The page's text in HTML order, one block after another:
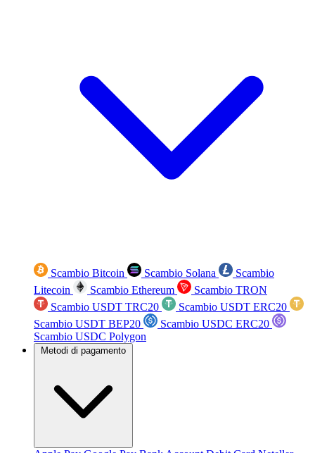
Scambio Bitcoin Scambio Solana
Scambio
Litecoin
Scambio Ethereum
Scambio TRON
Scambio USDT TRC20
Scambio USDT ERC20
Scambio USDT BEP20
Scambio USDC ERC20
Scambio USDC Polygon
Metodi di pagamento